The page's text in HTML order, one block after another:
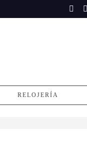
RELOJERÍA